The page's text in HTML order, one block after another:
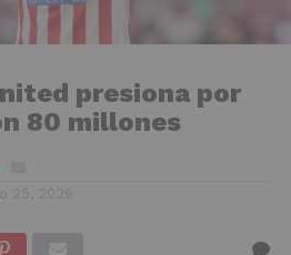
presiona por
80 millones